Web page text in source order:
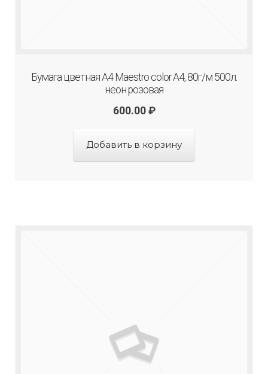
Бумага цветная А4 Maestro color A4, 80г/м 500л.
неон розовая
600.00 ₽
Добавить в корзину